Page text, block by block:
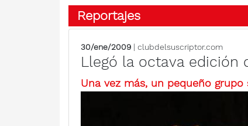
Reportajes
30/ene/2009 | clubdelsuscriptor.com
Llegó la octava edición
Una vez más, un pequeño